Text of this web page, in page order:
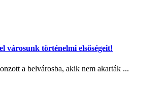
városunk történelmi elsőségeit!
a belvárosba, akik nem akarták ...